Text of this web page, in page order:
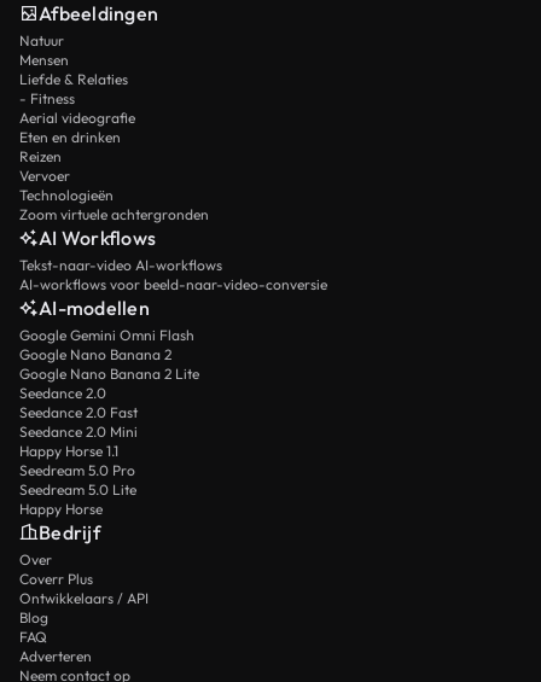
Afbeeldingen
Natuur
Mensen
Liefde & Relaties
- Fitness
Aerial videografie
Eten en drinken
Reizen
Vervoer
Technologieën
Zoom virtuele achtergronden
AI Workflows
Tekst-naar-video AI-workflows
AI-workflows voor beeld-naar-video-conversie
AI-modellen
Google Gemini Omni Flash
Google Nano Banana 2
Google Nano Banana 2 Lite
Seedance 2.0
Seedance 2.0 Fast
Seedance 2.0 Mini
Happy Horse 1.1
Seedream 5.0 Pro
Seedream 5.0 Lite
Happy Horse
Bedrijf
Over
Coverr Plus
Ontwikkelaars / API
Blog
FAQ
Adverteren
Neem contact op